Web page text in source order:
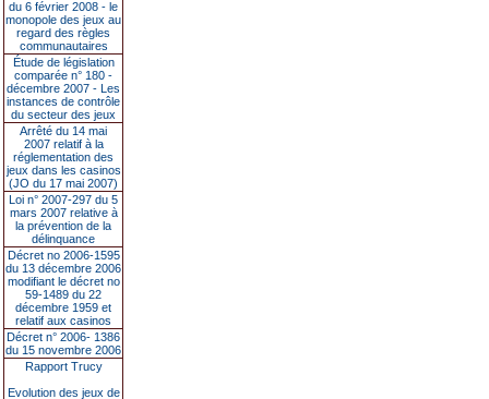
du 6 février 2008 - le
monopole des jeux au
regard des règles
communautaires
Étude de législation
comparée n° 180 -
décembre 2007 - Les
instances de contrôle
du secteur des jeux
Arrêté du 14 mai
2007 relatif à la
réglementation des
jeux dans les casinos
(JO du 17 mai 2007)
Loi n° 2007-297 du 5
mars 2007 relative à
la prévention de la
délinquance
Décret no 2006-1595
du 13 décembre 2006
modifiant le décret no
59-1489 du 22
décembre 1959 et
relatif aux casinos
Décret n° 2006- 1386
du 15 novembre 2006
Rapport Trucy
Evolution des jeux de